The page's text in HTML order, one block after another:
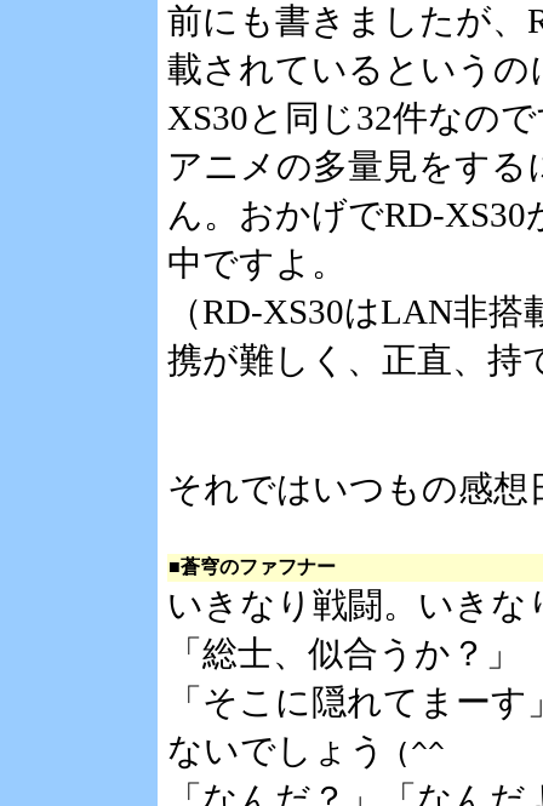
前にも書きましたが、
載されているというの
XS30と同じ32件なの
アニメの多量見をする
ん。おかげでRD-
中ですよ。
（RD-XS30はLAN非
携が難しく、正直、
それではいつもの感想
■蒼穹のファフナー
いきなり戦闘。いきな
「総士、似合うか？
「そこに隠れてまー
ないでしょう
(^^ゞ